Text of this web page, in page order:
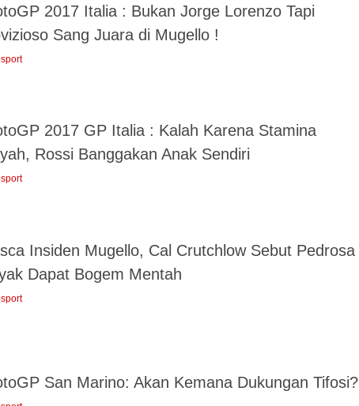
2017 Italia : Bukan Jorge Lorenzo Tapi
Sang Juara di Mugello !
2017 GP Italia : Kalah Karena Stamina
Rossi Banggakan Anak Sendiri
Insiden Mugello, Cal Crutchlow Sebut Pedrosa
Dapat Bogem Mentah
San Marino: Akan Kemana Dukungan Tifosi?